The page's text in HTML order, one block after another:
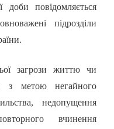
доби повідомляється
підрозділи
загрози життю чи
з метою негайного
недопущення
вчинення